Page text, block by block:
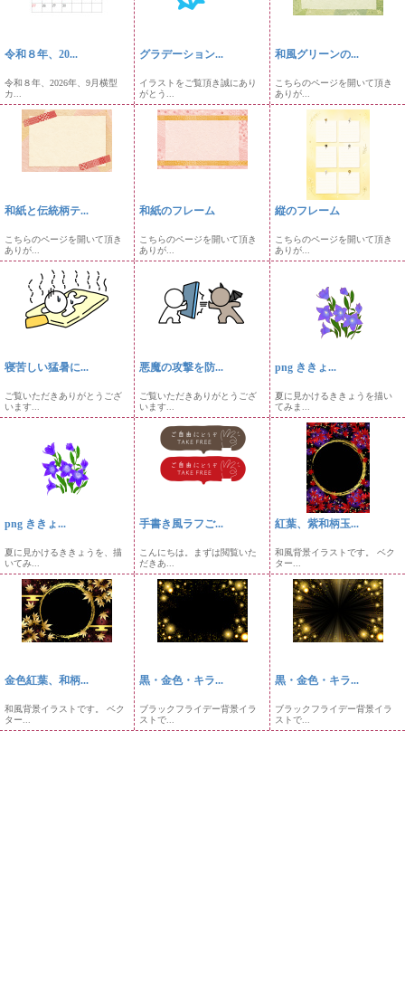
令和８年、20...
令和８年、2026年、9月横型
カ...
グラデーション...
イラストをご覧頂き誠にあり
がとう...
和風グリーンの...
こちらのページを開いて頂き
ありが...
和紙と伝統柄テ...
こちらのページを開いて頂き
ありが...
和紙のフレーム
こちらのページを開いて頂き
ありが...
縦のフレーム
こちらのページを開いて頂き
ありが...
寝苦しい猛暑に...
ご覧いただきありがとうござ
います...
悪魔の攻撃を防...
ご覧いただきありがとうござ
います...
png ききょ...
夏に見かけるききょうを描い
てみま...
png ききょ...
夏に見かけるききょうを、描
いてみ...
手書き風ラフご...
こんにちは。まずは閲覧いた
だきあ...
紅葉、紫和柄玉...
和風背景イラストです。 ベク
ター...
金色紅葉、和柄...
和風背景イラストです。 ベク
ター...
黒・金色・キラ...
ブラックフライデー背景イラ
ストで...
黒・金色・キラ...
ブラックフライデー背景イラ
ストで...